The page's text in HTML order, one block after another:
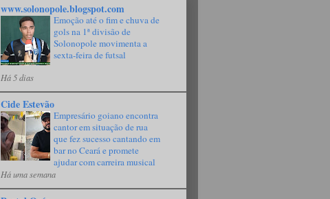
www.solonopole.blogspot.com
Emoção até o fim e chuva de
gols na 1ª divisão de
Solonopole movimenta a
sexta-feira de futsal
Há 5 dias
Cide Estevão
Empresário goiano encontra
cantor em situação de rua
que fez sucesso cantando em
bar no Ceará e promete
ajudar com carreira musical
Há uma semana